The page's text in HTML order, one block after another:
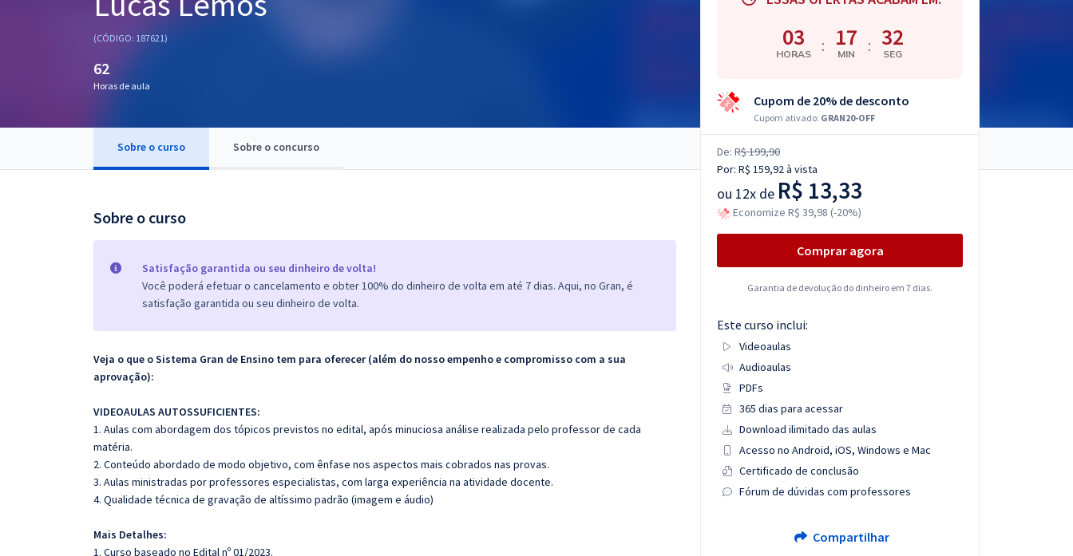
Questões grátis
(CÓDIGO: 187621)
62
Horas de aula
Sobre o curso Sobre o concurso
Sobre o curso
Satisfação garantida ou seu dinheiro de volta!
Você poderá efetuar o cancelamento e obter 100% do dinheiro de volta em até 7 dias. Aqui, no Gran, é
satisfação garantida ou seu dinheiro de volta.
Veja o que o Sistema Gran de Ensino tem para oferecer (além do nosso empenho e compromisso com a sua
aprovação):
VIDEOAULAS AUTOSSUFICIENTES:
1. Aulas com abordagem dos tópicos previstos no edital, após minuciosa análise realizada pelo professor de cada
matéria.
2. Conteúdo abordado de modo objetivo, com ênfase nos aspectos mais cobrados nas provas.
3. Aulas ministradas por professores especialistas, com larga experiência na atividade docente.
4. Qualidade técnica de gravação de altíssimo padrão (imagem e áudio)
Mais Detalhes:
1. Curso baseado no Edital nº 01/2023.
03
HORAS : 17
MIN : 31
SEG
Cupom de 20% de desconto
Cupom ativado: GRAN20-OFF
De: R$ 199,90
Por: R$ 159,92à vista
ou 12x de R$ 13,33
Economize R$ 39,98 (-20%)
Comprar agora
Garantia de devolução do dinheiro em 7 dias.
Este curso inclui:
Videoaulas
Audioaulas
PDFs
365 dias para acessar
Download ilimitado das aulas
Acesso no Android, iOS, Windows e Mac
Certificado de conclusão
Fórum de dúvidas com professores
Compartilhar